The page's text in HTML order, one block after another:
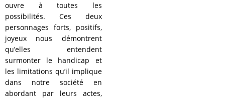
ouvre à toutes les
possibilités. Ces deux
personnages forts, positifs,
joyeux nous démontrent
qu’elles entendent
surmonter le handicap et
les limitations qu’il implique
dans notre société en
abordant par leurs actes,